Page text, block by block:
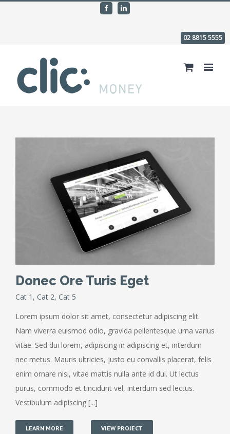
FacebookLinkedin
02 8815 5555
Donec Ore Turis Eget
Cat 1 , Cat 2, Cat 5
Lorem ipsum dolor sit amet, consectetur adipiscing elit.
Nam viverra euismod odio, gravida pellentesque urna varius
vitae. Sed dui lorem, adipiscing in adipiscing et, interdum
nec metus. Mauris ultricies, justo eu convallis placerat, felis
enim ornare nisi, vitae mattis nulla ante id dui. Ut lectus
purus, commodo et tincidunt vel, interdum sed lectus.
Vestibulum adipiscing [...]
LEARN MORE VIEW PROJECT